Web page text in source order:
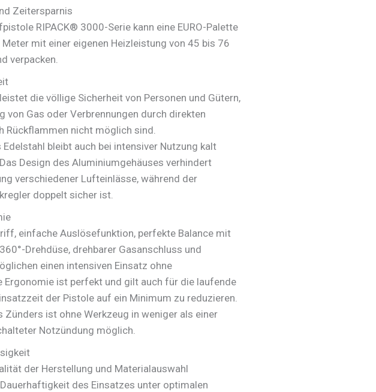
Zeitersparnis
RIPACK® 3000-Serie kann eine EURO-Palette
Meter mit einer eigenen Heizleistung von 45 bis 76
verpacken.
die völlige Sicherheit von Personen und Gütern,
von Gas oder Verbrennungen durch direkten
Rückflammen nicht möglich sind.
Edelstahl bleibt auch bei intensiver Nutzung kalt
Design des Aluminiumgehäuses verhindert
verschiedener Lufteinlässe, während der
doppelt sicher ist.
einfache Auslösefunktion, perfekte Balance mit
Drehdüse, drehbarer Gasanschluss und
einen intensiven Einsatz ohne
Ergonomie ist perfekt und gilt auch für die laufende
der Pistole auf ein Minimum zu reduzieren.
Zünders ist ohne Werkzeug in weniger als einer
Notzündung möglich.
der Herstellung und Materialauswahl
des Einsatzes unter optimalen